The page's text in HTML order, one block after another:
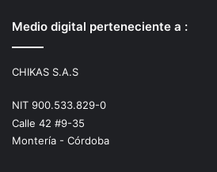
Medio digital perteneciente a :
CHIKAS S.A.S
NIT 900.533.829-0
Calle 42 #9-35
Montería - Córdoba